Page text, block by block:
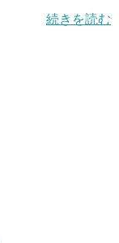
続きを読む